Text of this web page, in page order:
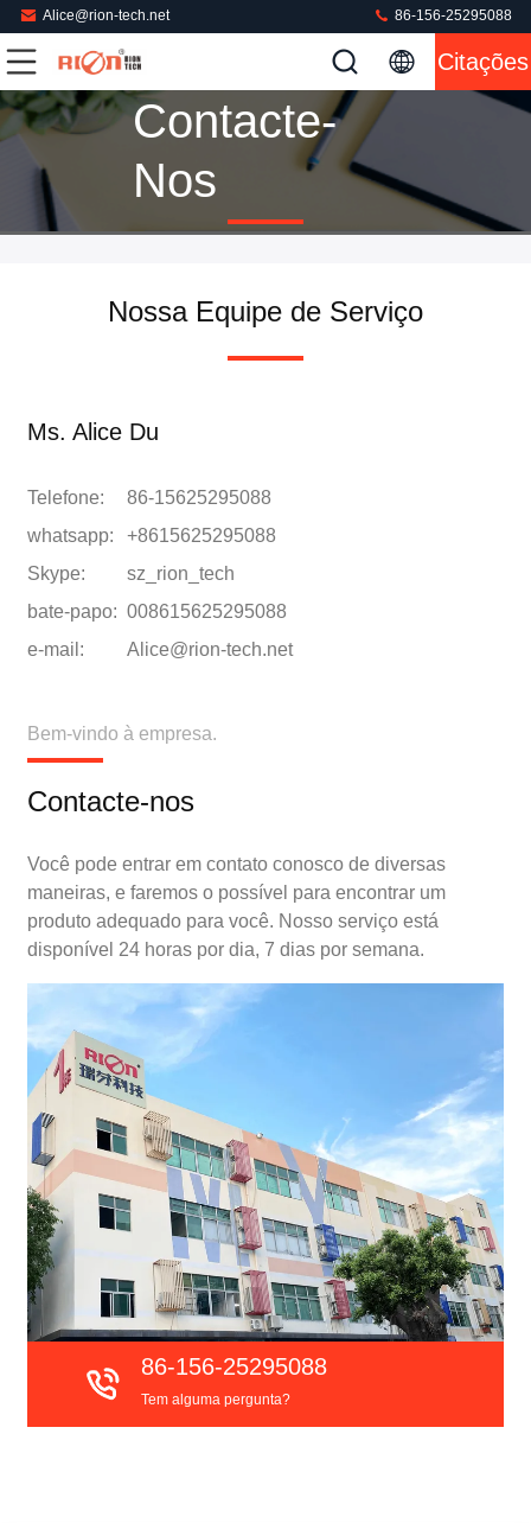
Alice@rion-tech.net 86-156-25295088
Citações
Contacte-
Nos
Nossa Equipe de Serviço
Ms. Alice Du
Telefone:
86-15625295088
whatsapp:
+8615625295088
Skype:
sz_rion_tech
bate-papo: 008615625295088
e-mail:
Alice@rion-tech.net
Bem-vindo à empresa.
Contacte-nos
Você pode entrar em contato conosco de diversas
maneiras, e faremos o possível para encontrar um
produto adequado para você. Nosso serviço está
disponível 24 horas por dia, 7 dias por semana.
86-156-25295088
Tem alguma pergunta?